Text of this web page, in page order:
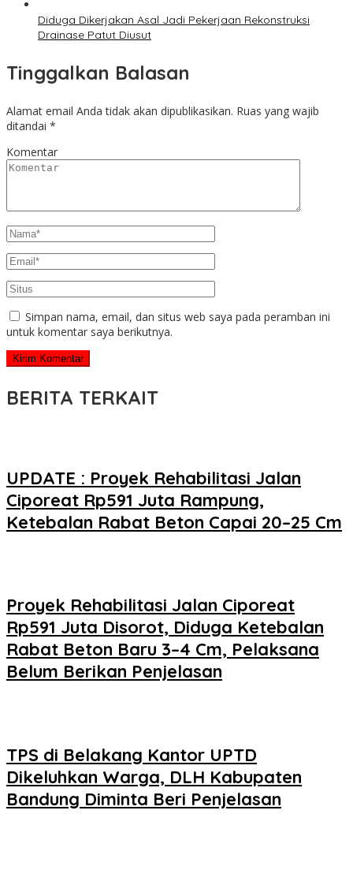
Diduga Dikerjakan Asal Jadi Pekerjaan Rekonstruksi
Drainase Patut Diusut
Tinggalkan Balasan
Alamat email Anda tidak akan dipublikasikan. Ruas yang wajib
ditandai *
Komentar
Simpan nama, email, dan situs web saya pada peramban ini
untuk komentar saya berikutnya.
BERITA TERKAIT
UPDATE : Proyek Rehabilitasi Jalan
Ciporeat Rp591 Juta Rampung,
Ketebalan Rabat Beton Capai 20–25 Cm
Proyek Rehabilitasi Jalan Ciporeat
Rp591 Juta Disorot, Diduga Ketebalan
Rabat Beton Baru 3–4 Cm, Pelaksana
Belum Berikan Penjelasan
TPS di Belakang Kantor UPTD
Dikeluhkan Warga, DLH Kabupaten
Bandung Diminta Beri Penjelasan